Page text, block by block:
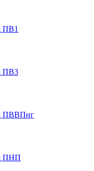
ПВ1
ПВ3
ПВВПнг
ПНП